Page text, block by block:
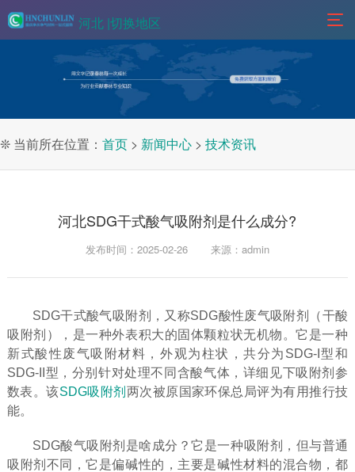
河北 |切换地区
❊ 当前所在位置： 首页 > 新闻中心 > 技术资讯
河北SDG干式酸气吸附剂是什么成分?
发布时间：2025-02-26 来源：admin
SDG干式酸气吸附剂，又称SDG酸性废气吸附剂（干酸
吸附剂），是一种外表积大的固体颗粒状无机物。它是一种
新式酸性废气吸附材料，外观为柱状，共分为SDG-I型和
SDG-II型，分别针对处理不同含酸气体，详细见下吸附剂参
数表。该SDG吸附剂 两次被原国家环保总局评为有用推行技
能。
SDG酸气吸附剂是啥成分？它是一种吸附剂，但与普通
吸附剂不同，它是偏碱性的，主要是碱性材料的混合物，都